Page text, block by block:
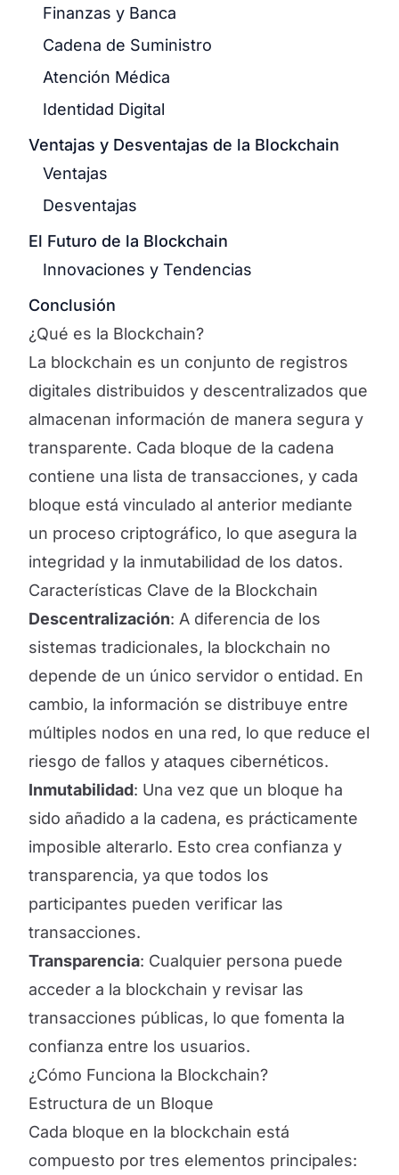
Finanzas y Banca
Cadena de Suministro
Atención Médica
Identidad Digital
Ventajas y Desventajas de la Blockchain
Ventajas
Desventajas
El Futuro de la Blockchain
Innovaciones y Tendencias
Conclusión
¿Qué es la Blockchain?
La blockchain es un conjunto de registros
digitales distribuidos y descentralizados que
almacenan información de manera segura y
transparente. Cada bloque de la cadena
contiene una lista de transacciones, y cada
bloque está vinculado al anterior mediante
un proceso criptográfico, lo que asegura la
integridad y la inmutabilidad de los datos.
Características Clave de la Blockchain
Descentralización: A diferencia de los
sistemas tradicionales, la blockchain no
depende de un único servidor o entidad. En
cambio, la información se distribuye entre
múltiples nodos en una red, lo que reduce el
riesgo de fallos y ataques cibernéticos.
Inmutabilidad: Una vez que un bloque ha
sido añadido a la cadena, es prácticamente
imposible alterarlo. Esto crea confianza y
transparencia, ya que todos los
participantes pueden verificar las
transacciones.
Transparencia: Cualquier persona puede
acceder a la blockchain y revisar las
transacciones públicas, lo que fomenta la
confianza entre los usuarios.
¿Cómo Funciona la Blockchain?
Estructura de un Bloque
Cada bloque en la blockchain está
compuesto por tres elementos principales: